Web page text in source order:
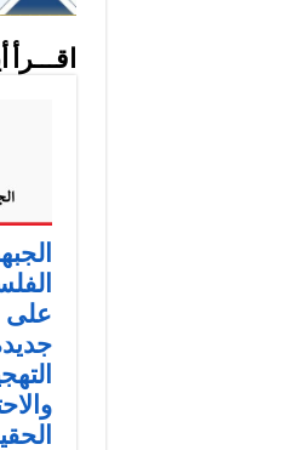
اقـــرأ
على